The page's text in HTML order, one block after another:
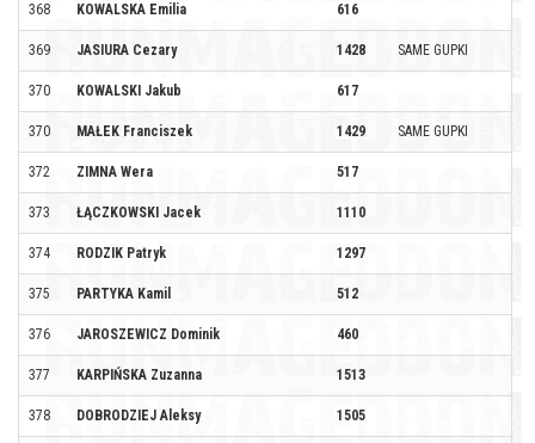
368 KOWALSKA Emilia 616
369 JASIURA Cezary 1428 SAME GUPKI
370 KOWALSKI Jakub 617
370 MAŁEK Franciszek 1429 SAME GUPKI
372 ZIMNA Wera 517
373 ŁĄCZKOWSKI Jacek 1110
374 RODZIK Patryk 1297
375 PARTYKA Kamil 512
376 JAROSZEWICZ Dominik 460
377 KARPIŃSKA Zuzanna 1513
378 DOBRODZIEJ Aleksy 1505